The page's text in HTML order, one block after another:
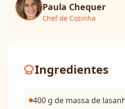
Paula Chequer
Chef de Cozinha
Ingredientes
400 g de massa de